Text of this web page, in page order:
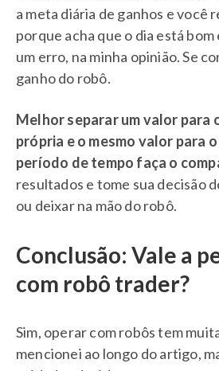
a meta diária de ganhos e você
porque acha que o dia está
um erro, na minha opinião. Se
ganho do robô.
Melhor separar um valor para
própria e o mesmo valor para
período de tempo faça o
resultados e tome sua decisão
ou deixar na mão do robô.
Conclusão: Vale a
com robô trader?
Sim, operar com robôs tem
mencionei ao longo do artigo,